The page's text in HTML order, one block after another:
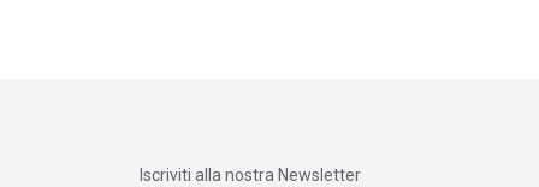
Iscriviti alla nostra Newsletter